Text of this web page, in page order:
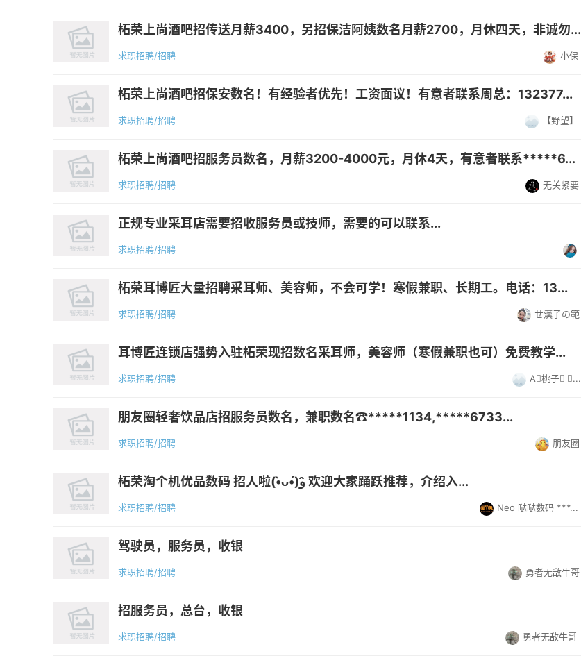
柘荣上尚酒吧招传送月薪3400，另招保洁阿姨数名月薪2700，月休四天，非诚勿...
求职招聘/招聘 小保
柘荣上尚酒吧招保安数名！有经验者优先！工资面议！有意者联系周总：132377...
求职招聘/招聘 【野望】
柘荣上尚酒吧招服务员数名，月薪3200-4000元，月休4天，有意者联系*****6...
求职招聘/招聘 无关紧要
正规专业采耳店需要招收服务员或技师，需要的可以联系...
求职招聘/招聘
柘荣耳博匠大量招聘采耳师、美容师，不会可学！寒假兼职、长期工。电话：13...
求职招聘/招聘 ㄝ漢孒の範
耳博匠连锁店强势入驻柘荣现招数名采耳师，美容师（寒假兼职也可）免费教学...
求职招聘/招聘 A桃子 ⃢...
朋友圈轻奢饮品店招服务员数名，兼职数名☎️*****1134,*****6733...
求职招聘/招聘 朋友圈
柘荣淘个机优品数码 招人啦(•̀ᴗ•́)و ̑̑欢迎大家踊跃推荐，介绍入...
求职招聘/招聘 Neo 哒哒数码 ***...
驾驶员，服务员，收银
求职招聘/招聘 勇者无敌牛哥
招服务员，总台，收银
求职招聘/招聘 勇者无敌牛哥